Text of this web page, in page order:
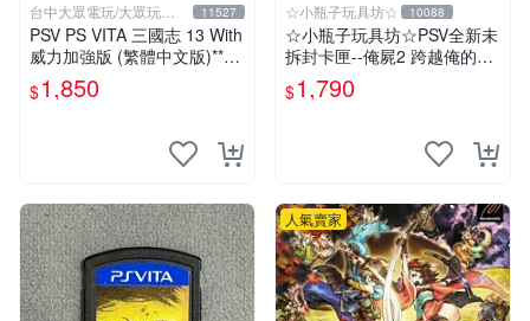
台中大眾電玩/大眾玩具
店
11527
PSV PS VITA 三國志 13 With
威力加強版 (繁體中文版)**
(二手商品)【台中大眾電玩】
$1,850
☆小瓶子玩具坊☆ 10088
☆小瓶子玩具坊☆PSV全新未
拆封卡匣--俺屍2 跨越俺的屍
體前進吧 限定版 (中文版)+特
典--漫畫特輯
$1,790
人氣賣家